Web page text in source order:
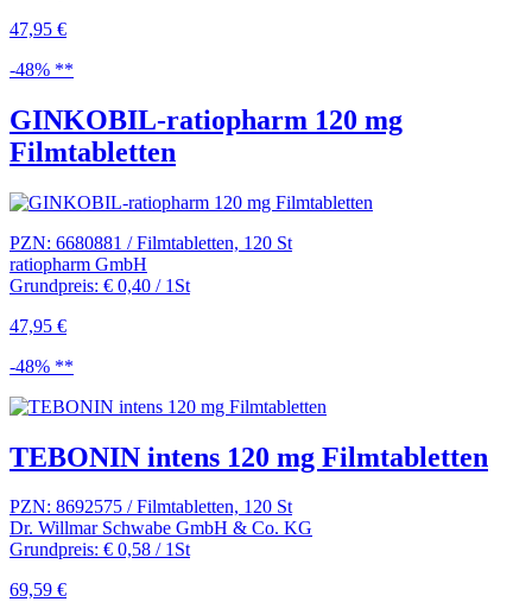
47,95 €
-48% **
GINKOBIL-ratiopharm 120 mg
Filmtabletten
PZN: 6680881 / Filmtabletten, 120 St
ratiopharm GmbH
Grundpreis: € 0,40 / 1St
47,95 €
-48% **
TEBONIN intens 120 mg Filmtabletten
PZN: 8692575 / Filmtabletten, 120 St
Dr. Willmar Schwabe GmbH & Co. KG
Grundpreis: € 0,58 / 1St
69,59 €